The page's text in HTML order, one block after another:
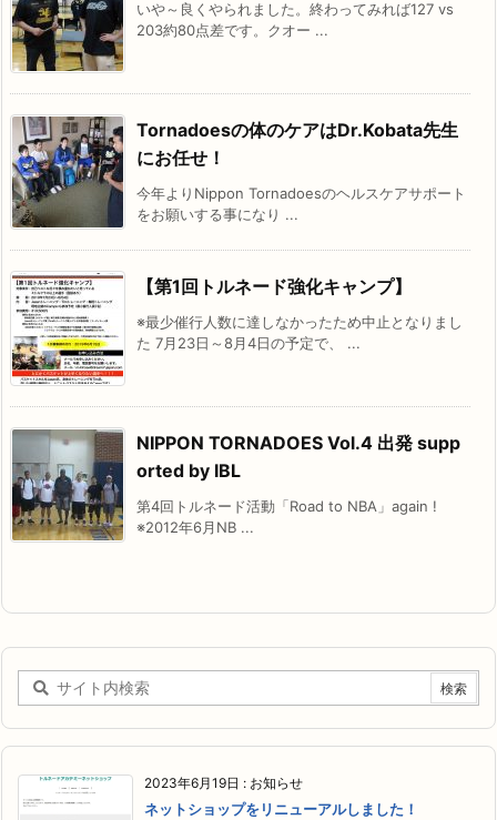
いや～良くやられました。終わってみれば127 vs
203約80点差です。クオー ...
Tornadoesの体のケアはDr.Kobata先生
にお任せ！
今年よりNippon Tornadoesのヘルスケアサポート
をお願いする事になり ...
【第1回トルネード強化キャンプ】
※最少催行人数に達しなかったため中止となりまし
た 7月23日～8月4日の予定で、 ...
NIPPON TORNADOES Vol.4 出発 supp
orted by IBL
第4回トルネード活動「Road to NBA」again !
※2012年6月NB ...
2023年6月19日 : お知らせ
ネットショップをリニューアルしました！